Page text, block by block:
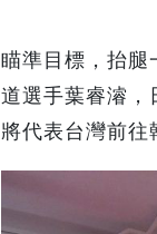
瞄準目標，抬腿
道選手葉睿濬，
將代表台灣前往